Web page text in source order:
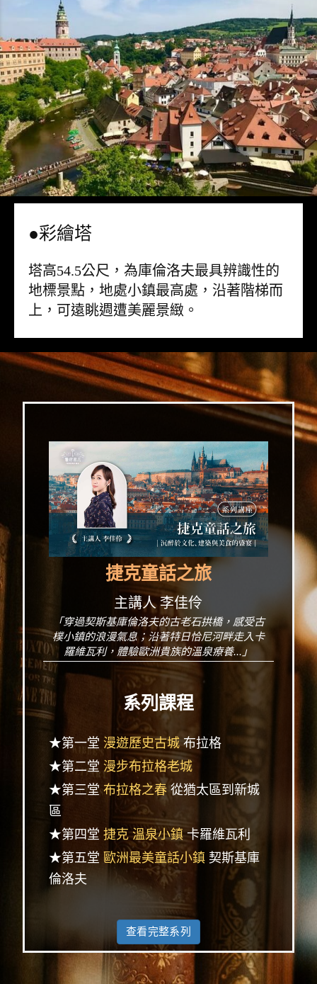
●彩繪塔
塔高54.5公尺，為庫倫洛夫最具辨識性的
地標景點，地處小鎮最高處，沿著階梯而
上，可遠眺週遭美麗景緻。
捷克童話之旅
主講人 李佳伶
「穿過契斯基庫倫洛夫的古老石拱橋，感受古
樸小鎮的浪漫氣息；沿著特日恰尼河畔走入卡
羅維瓦利，體驗歐洲貴族的溫泉療養...」
系列課程
★第一堂 漫遊歷史古城布拉格
★第二堂 漫步布拉格老城
★第三堂 布拉格之春從猶太區到新城
區
★第四堂 捷克 溫泉小鎮卡羅維瓦利
★第五堂 歐洲最美童話小鎮契斯基庫
倫洛夫
查看完整系列